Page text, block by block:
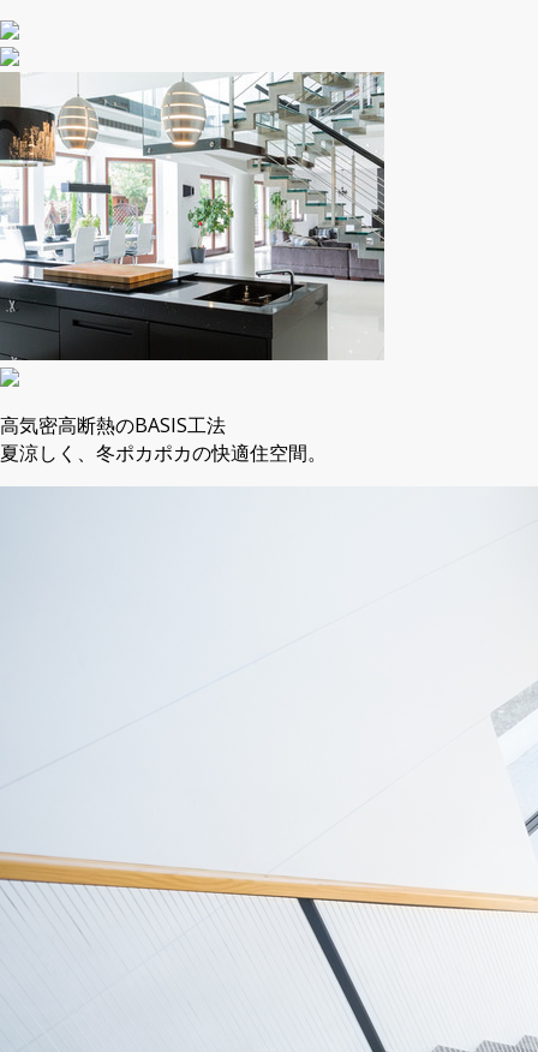
高気密高断熱のBASIS工法
夏涼しく、冬ポカポカの快適住空間。